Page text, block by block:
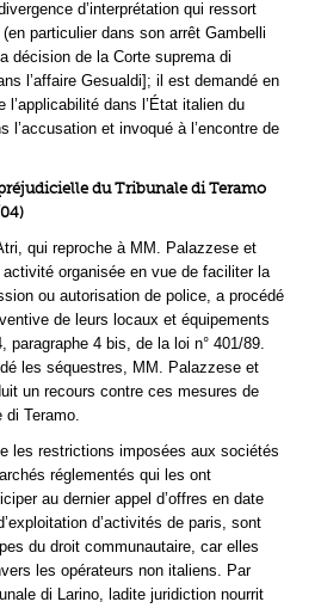
d’interprétation qui ressort
particulier dans son arrêt Gambelli
décision de la Corte suprema di
l’affaire Gesualdi]; il est demandé en
dans l’État italien du
l’accusation et invoqué à l’encontre de
du Tribunale di Teramo
qui reproche à MM. Palazzese et
organisée en vue de faciliter la
ou autorisation de police, a procédé
de leurs locaux et équipements
paragraphe 4 bis, de la loi n° 401/89.
les séquestres, MM. Palazzese et
un recours contre ces mesures de
di Teramo.
les restrictions imposées aux sociétés
réglementés qui les ont
au dernier appel d’offres en date
d’activités de paris, sont
du droit communautaire, car elles
les opérateurs non italiens. Par
di Larino, ladite juridiction nourrit